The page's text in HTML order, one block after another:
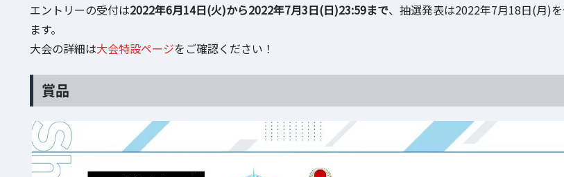
エントリーの受付は2022年6月14日(火)から2022年7月3日(日)23:59まで、抽選発表は2022年7月18日(月)
ます。
大会の詳細は大会特設ページをご確認ください！
賞品